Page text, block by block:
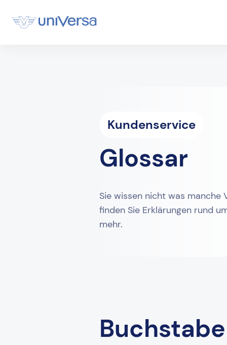
Kundenservice
Glossar
Sie wissen nicht was manche
finden Sie Erklärungen rund
mehr.